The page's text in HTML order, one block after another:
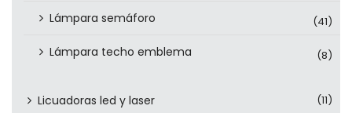
Lámpara semáforo (41)
Lámpara techo emblema (8)
Licuadoras led y laser (11)